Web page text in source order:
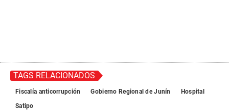
TAGS RELACIONADOS
Fiscalía anticorrupción Gobierno Regional de Junín
Hospital
Satipo